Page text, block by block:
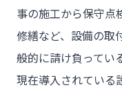
事の施工から保守点
修繕など、設備の取
般的に請け負ってい
現在導入されている